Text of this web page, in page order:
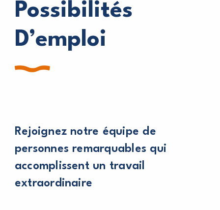
Possibilités
D’emploi
Rejoignez notre équipe de
personnes remarquables qui
accomplissent un travail
extraordinaire